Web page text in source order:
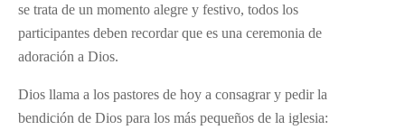
se trata de un momento alegre y festivo, todos los
participantes deben recordar que es una ceremonia de
adoración a Dios.
Dios llama a los pastores de hoy a consagrar y pedir la
bendición de Dios para los más pequeños de la iglesia: